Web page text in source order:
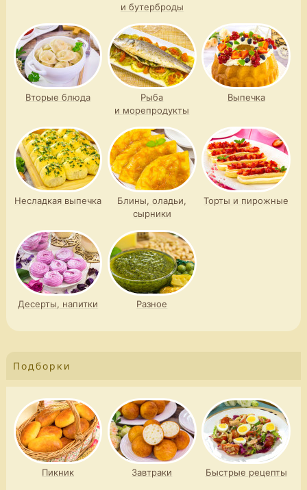
и бутерброды
Вторые блюда
Рыба
и морепродукты
Выпечка
Несладкая выпечка
Блины, оладьи,
сырники
Торты и пирожные
Десерты, напитки Разное
Подборки
Пикник Завтраки Быстрые рецепты